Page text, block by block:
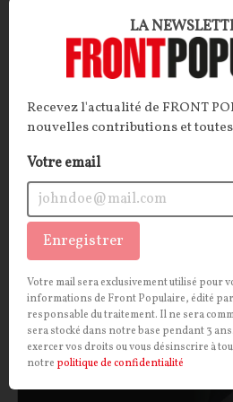
Les affinités inavouables :
Un chef d’État français
avec un écrivain nationaliste
durant l’Occupation ? Il
Troublante fascination que
Mitterrand pour Ernst Jünger…
CULTUREISLAM
LA
Recevez l'actualité de FRONT
nouvelles contributions et
Votre email
Enregistrer
Votre mail sera exclusivement utilisé pour
informations de Front Populaire, édité
responsable du traitement. Il ne sera
sera stocké dans notre base pendant 3
exercer vos droits ou vous désinscrire à
notre politique de confidentialité